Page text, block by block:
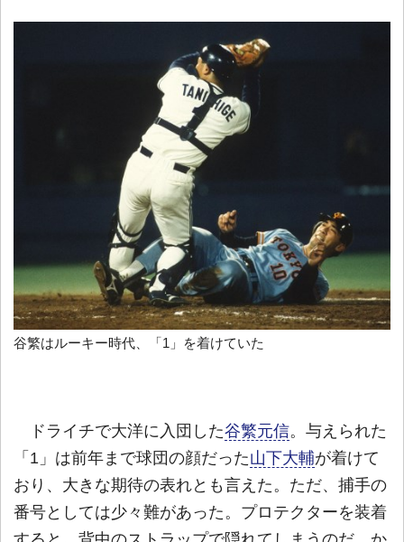
谷繁はルーキー時代、「1」を着けていた
ドライチで大洋に入団した谷繁元信。与えられた
「1」は前年まで球団の顔だった山下大輔が着けて
おり、大きな期待の表れとも言えた。ただ、捕手の
番号としては少々難があった。プロテクターを装着